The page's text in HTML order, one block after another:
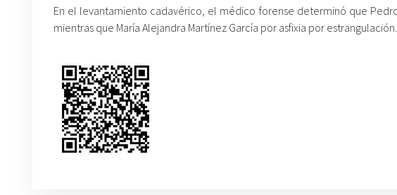
En el levantamiento cadavérico, el médico forense determinó que
mientras que María Alejandra Martínez García por asfixia por estrangulación.